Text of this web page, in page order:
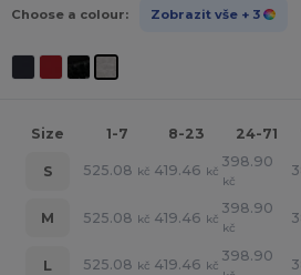
Choose a colour: Zobrazit vše + 3
Size 1-7 8-23 24-71
S 525.08 kč 419.46 kč
398.90
kč
M 525.08 kč 419.46 kč
398.90
kč
L 525.08 kč 419.46 kč
398.90